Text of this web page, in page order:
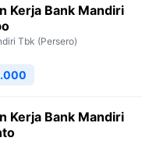
Kerja Bank Mandiri
Tbk (Persero)
Kerja Bank Mandiri